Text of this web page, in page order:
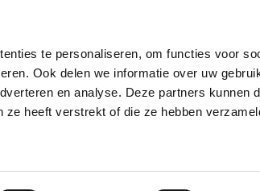
te personaliseren, om functies voor
Ook delen we informatie over uw
en analyse. Deze partners kunnen
ze heeft verstrekt of die ze hebben
eenvoudig en veilig inloggen
CRM koppelingen